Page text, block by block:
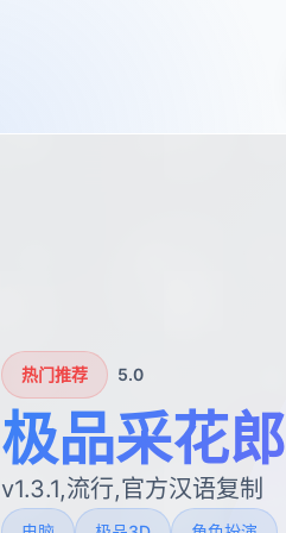
热门推荐 5.0
极品采花郎
v1.3.1,流行,官方汉语复制